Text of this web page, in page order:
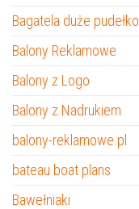
Bagatela duże pudełko
Balony Reklamowe
Balony z Logo
Balony z Nadrukiem
balony-reklamowe.pl
bateau boat plans
Bawełniaki